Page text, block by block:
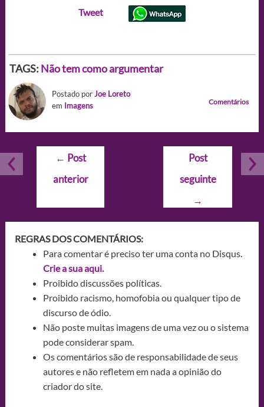
Tweet
TAGS: Não tem como argumentar
Postado porJoe Loreto
em Imagens Comentários
Navegação
Post
← Post
anterior
Post
seguinte
→
REGRAS DOS COMENTÁRIOS:
Para comentar é preciso ter uma conta no Disqus.
Crie a sua aqui.
Proibido discussões políticas.
Proibido racismo, homofobia ou qualquer tipo de
discurso de ódio.
Não poste muitas imagens de uma vez ou o sistema
pode considerar spam.
Os comentários são de responsabilidade de seus
autores e não refletem em nada a opinião do
criador do site.